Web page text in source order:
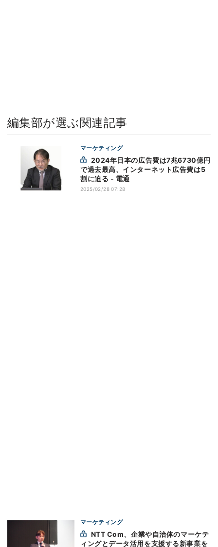
編集部が選ぶ関連記事
マーケティング
で過去最高、インターネット広告費は5
割に迫る - 電通
2025/02/28 07:28
マーケティング
ィングとデータ活用を支援する新事業を